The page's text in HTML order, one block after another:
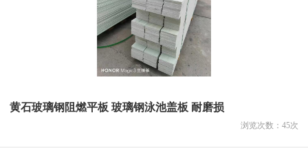
黄石玻璃钢阻燃平板 玻璃钢泳池盖板 耐磨损
浏览次数： 45次